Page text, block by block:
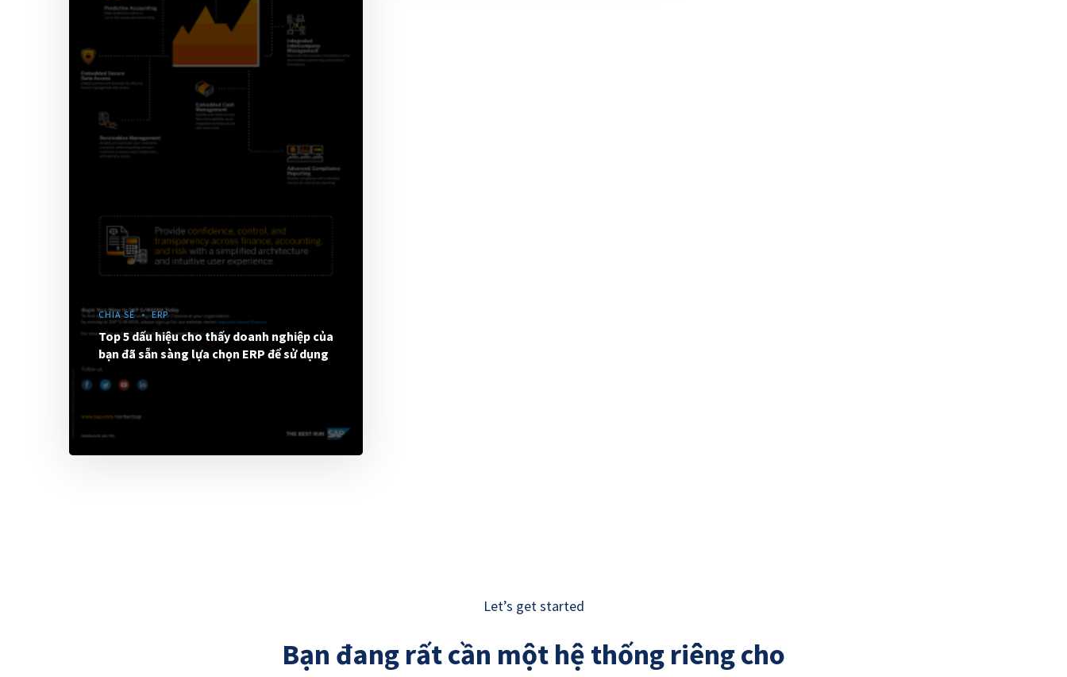
CHIA SẺ ERP
Top 5 dấu hiệu cho thấy doanh nghiệp của
bạn đã sẵn sàng lựa chọn ERP để sử dụng
Let’s get started
Bạn đang rất cần một hệ thống riêng cho